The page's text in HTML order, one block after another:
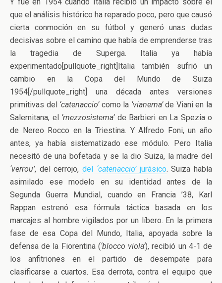
que el análisis histórico ha reparado poco, pero que causó
cierta conmoción en su fútbol y generó unas dudas
decisivas sobre el camino que había de emprenderse tras
la tragedia de Superga. Italia ya había
experimentado[pullquote_right]Italia también sufrió un
cambio en la Copa del Mundo de Suiza
1954[/pullquote_right] una década antes versiones
primitivas del ‘catenaccio’como la ‘vianema’de Viani en la
Salernitana, el ‘mezzosistema’de Barbieri en La Spezia o
de Nereo Rocco en la Triestina. Y Alfredo Foni, un año
antes, ya había sistematizado ese módulo. Pero Italia
necesitó de una bofetada y se la dio Suiza, la madre del
‘verrou’, del cerrojo,del ‘catenaccio’jurásico. Suiza había
asimilado ese modelo en su identidad antes de la
Segunda Guerra Mundial, cuando en Francia ’38, Karl
Rappan estrenó esa fórmula táctica basada en los
marcajes al hombre vigilados por un líbero. En la primera
fase de esa Copa del Mundo, Italia, apoyada sobre la
defensa de la Fiorentina (‘blocco viola’), recibió un 4-1 de
los anfitriones en el partido de desempate para
clasificarse a cuartos. Esa derrota, contra el equipo que